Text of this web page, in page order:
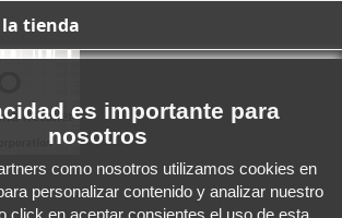
tienda
es importante para
nosotros
como nosotros utilizamos cookies en
personalizar contenido y analizar nuestro
click en aceptar consientes el uso de esta